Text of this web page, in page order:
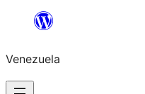
Saltar
contenido
Venezuela